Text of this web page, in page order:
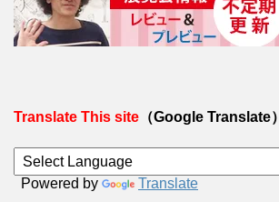
Translate This site （Google Translate）
Powered by Translate